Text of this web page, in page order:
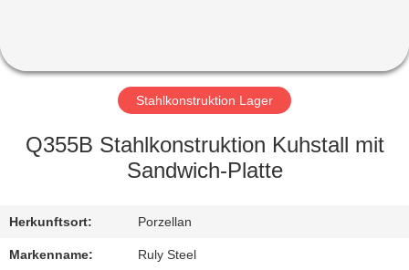
VR
SHOW
ÜBER
UNS
FABRIK-
AUSFLUG
Stahlkonstruktion Lager
Q355B Stahlkonstruktion Kuhstall mit
Sandwich-Platte
Herkunftsort: Porzellan
Markenname: Ruly Steel